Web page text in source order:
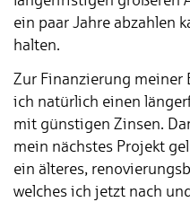
ein paar Jahre abzahlen
halten.
Zur Finanzierung
ich natürlich einen
mit günstigen Zinsen.
mein nächstes Projekt
ein älteres,
welches ich jetzt nach